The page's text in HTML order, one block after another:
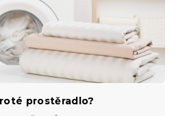
prostěradlo?